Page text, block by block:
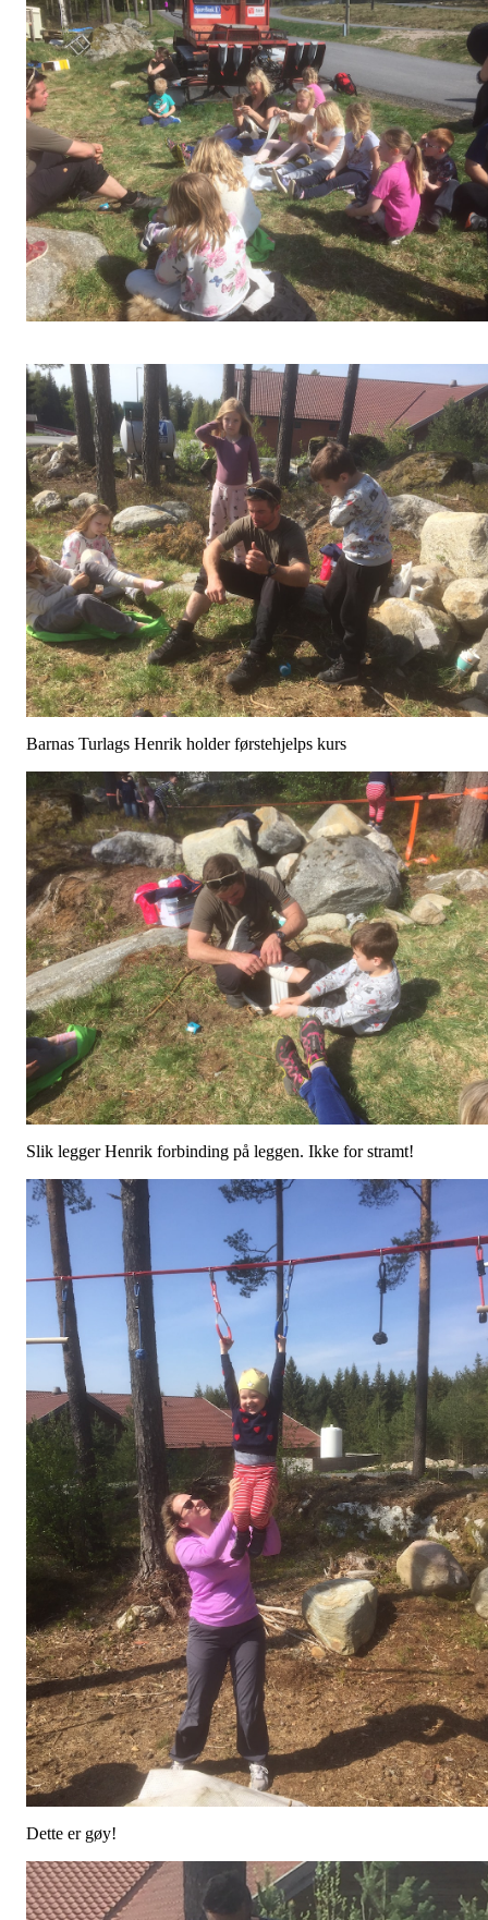
Barnas Turlags Henrik holder førstehjelps kurs
Slik legger Henrik forbinding på leggen. Ikke for stramt!
Dette er gøy!